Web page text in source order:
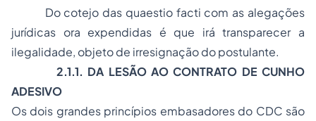
Do cotejo das quaestio facti com as alegações
jurídicas ora expendidas é que irá transparecer a
ilegalidade, objeto de irresignação do postulante.
2.1.1. DA LESÃO AO CONTRATO DE CUNHO
ADESIVO
Os dois grandes princípios embasadores do CDC são